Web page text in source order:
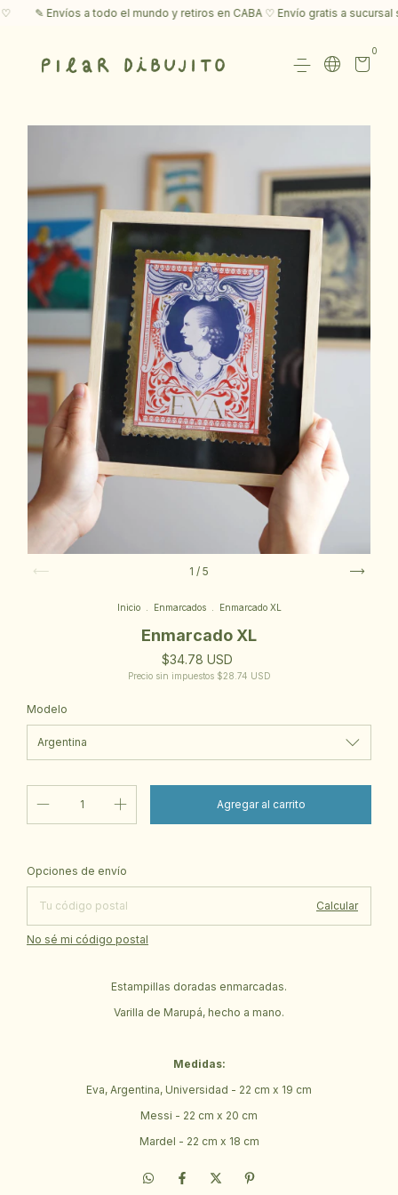
✎ Envíos a todo el mundo y retiros en CABA ♡ Envío gratis a sucursal
0
1 / 5
Inicio Enmarcados Enmarcado XL
Enmarcado XL
$34.78 USD
Precio sin impuestos $28.74 USD
Modelo
Entregas para el CP:
Opciones de envío
Calcular
No sé mi código postal
Estampillas doradas enmarcadas.
Varilla de Marupá, hecho a mano.
Medidas:
Eva, Argentina, Universidad - 22 cm x 19 cm
Messi - 22 cm x 20 cm
Mardel - 22 cm x 18 cm